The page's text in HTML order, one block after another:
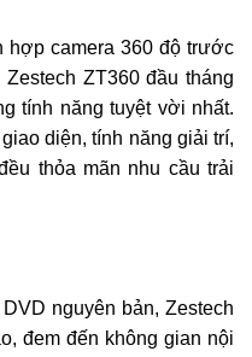
hợp camera 360 độ trước
ZT360 đầu tháng
tính năng tuyệt vời nhất.
diện, tính năng giải trí,
thỏa mãn nhu cầu trải
nguyên bản, Zestech
đem đến không gian nội